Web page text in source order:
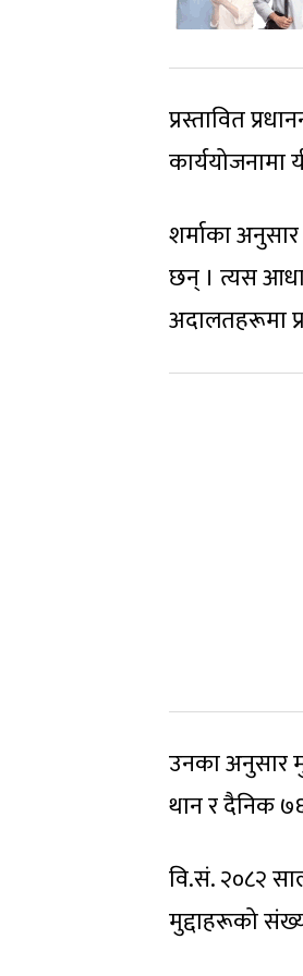
प्रस्तावित
शर्माका
छन् । त्यस
अदालतहरूमा
उनका अनुसार
थान र दैनिक
वि.सं. २०८२
मुद्दाहरूको